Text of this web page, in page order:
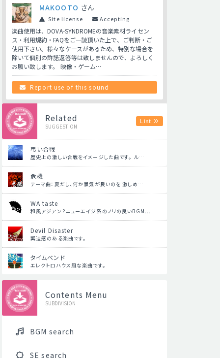
MAKOOTO さん
Site license Accepting
楽曲使用は、DOVA-SYNDROMEの音楽素材ライセン
ス・利用規約・FAQをご一読頂いた上で、ご判断・ご
使用下さい。様々なケースがあるため、特別な場合を
除いて個別の許諾返答等は致しませんので、よろしく
お願い致します。 映像・ゲーム…
Report use of this sound
Related
SUGGESTION
List
弔い合戦
歴史上の激しい合戦をイメージした曲です。 ル…
危機
テーマ曲：夏だし、何か景気が良いのを 激しめ…
WA taste
和風アジアン？ニューエイジ系のノリの良いBGM…
Devil Disaster
緊迫感のある楽曲です。
タイムベンド
エレクトロハウス風な楽曲です。
Contents Menu
SUBDIVISION
BGM search
SE search